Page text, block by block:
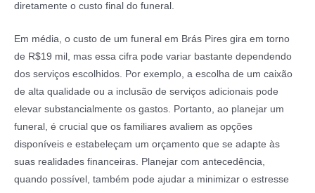
diretamente o custo final do funeral.
Em média, o custo de um funeral em Brás Pires gira em torno
de R$19 mil, mas essa cifra pode variar bastante dependendo
dos serviços escolhidos. Por exemplo, a escolha de um caixão
de alta qualidade ou a inclusão de serviços adicionais pode
elevar substancialmente os gastos. Portanto, ao planejar um
funeral, é crucial que os familiares avaliem as opções
disponíveis e estabeleçam um orçamento que se adapte às
suas realidades financeiras. Planejar com antecedência,
quando possível, também pode ajudar a minimizar o estresse